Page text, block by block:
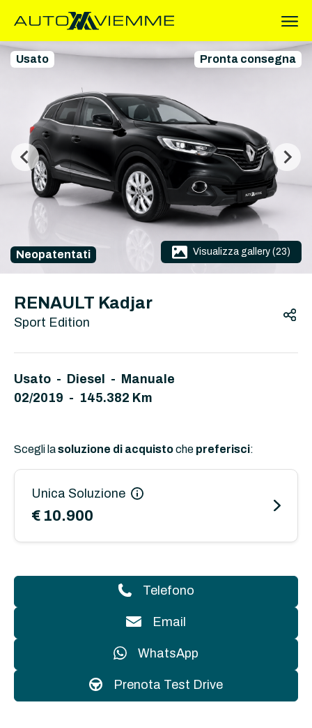
Usato Pronta consegna
Neopatentati Visualizza gallery (23)
RENAULT Kadjar
Sport Edition
Usato - Diesel - Manuale
02/2019 - 145.382 Km
Scegli lasoluzione di acquistoche preferisci:
Unica Soluzione
€ 10.900
Telefono
Email
WhatsApp
Prenota Test Drive